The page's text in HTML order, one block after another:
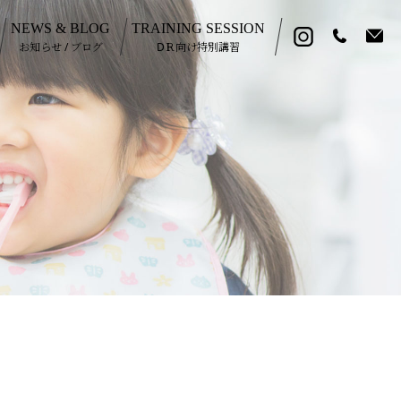
NEWS & BLOG
お知らせ / ブログ
TRAINING SESSION
DＲ向け特別講習